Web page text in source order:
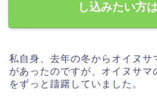
し込みたい方
私自身、去年の冬からオイヌサ
があったのですが、オイヌサマ
をずっと躊躇していました。